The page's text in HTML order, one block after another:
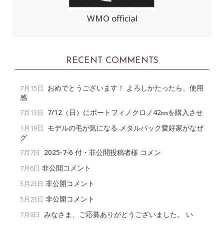
WMO official
RECENT COMMENTS
7月15日
おめでとうございます！ よろしかたったら、使用
感
7月13日 7/12（日）にポートフィノクロノ42㎜を購入させ
1月19日
モデルの毛が気になる メタルバック愛好家がなぜ
グ
7月7日 2025-7-6 付・非公開投稿者様 コメン
7月6日 非公開コメント
5月23日 非公開コメント
5月23日 非公開コメント
7月9日 みなさま、ご応募ありがとうございました。 い